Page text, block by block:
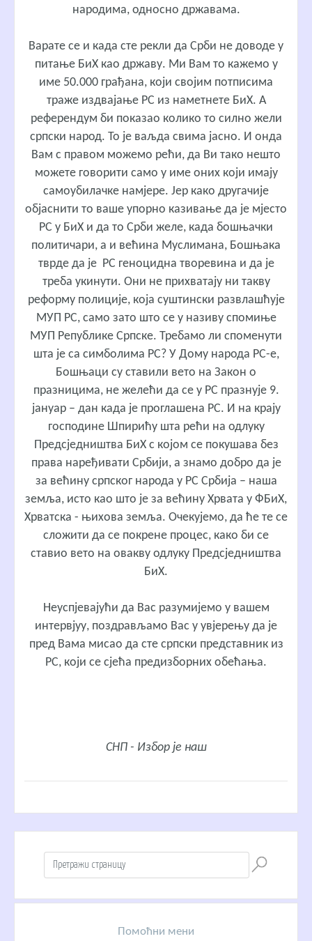
народима, односно државама.
Варате се и када сте рекли да Срби не доводе у
питање БиХ као државу. Ми Вам то кажемо у
име 50.000 грађана, који својим потписима
траже издвајање РС из наметнете БиХ. А
референдум би показао колико то силно жели
српски народ. То је ваљда свима јасно. И онда
Вам с правом можемо рећи, да Ви тако нешто
можете говорити само у име оних који имају
самоубилачке намјере. Јер како другачије
објаснити то ваше упорно казивање да је мјесто
РС у БиХ и да то Срби желе, када бошњачки
политичари, а и већина Муслимана, Бошњака
тврде да је РС геноцидна творевина и да је
треба укинути. Они не прихватају ни такву
реформу полиције, која суштински развлашћује
МУП РС, само зато што се у називу спомиње
МУП Републике Српске. Требамо ли споменути
шта је са симболима РС? У Дому народа РС-е,
Бошњаци су ставили вето на Закон о
празницима, не желећи да се у РС празнује 9.
јануар – дан када је проглашена РС. И на крају
господине Шпирићу шта рећи на одлуку
Предсједништва БиХ с којом се покушава без
права наређивати Србији, а знамо добро да је
за већину српског народа у РС Србија – наша
земља, исто као што је за већину Хрвата у ФБиХ,
Хрватска - њихова земља. Очекујемо, да ће те се
сложити да се покрене процес, како би се
ставио вето на овакву одлуку Предсједништва
БиХ.
Неуспјевајући да Вас разумијемо у вашем
интервјуу, поздрављамо Вас у увјерењу да је
пред Вама мисао да сте српски представник из
РС, који се сјећа предизборних обећања.
СНП - Избор је наш
Помоћни мени